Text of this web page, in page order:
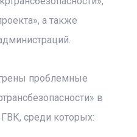
а также
проблемные
в
среди которых: